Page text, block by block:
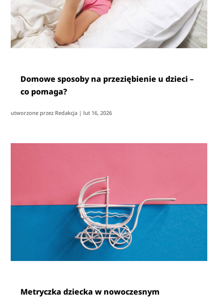
Domowe sposoby na przeziębienie u dzieci –
co pomaga?
utworzone przez Redakcja | lut 16, 2026
Metryczka dziecka w nowoczesnym